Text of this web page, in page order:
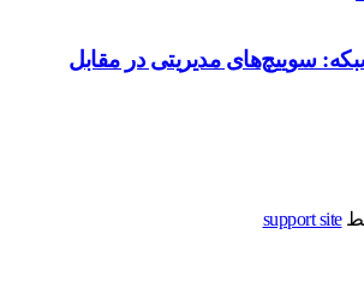
سوییچ‌های مدیریتی در مقابل
support site